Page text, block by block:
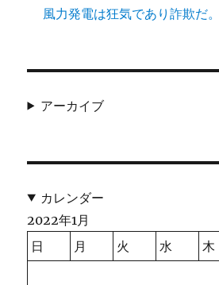
風力発電は狂気であり詐欺だ。
アーカイブ
カレンダー
2022年1月
日
月 火 水 木